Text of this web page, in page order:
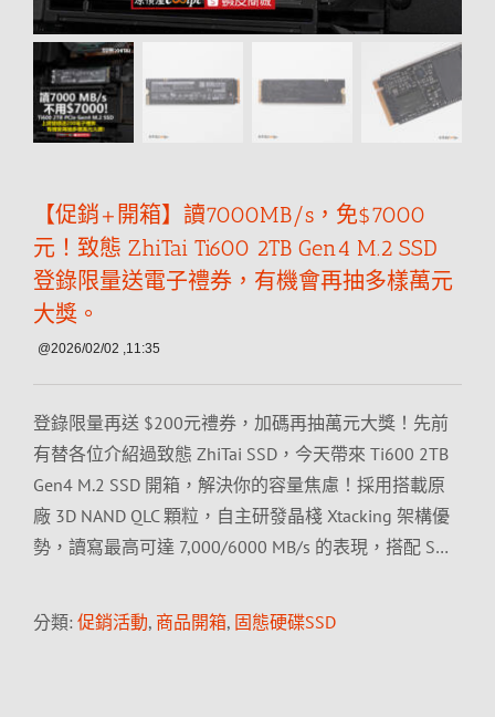
【促銷+開箱】讀7000MB/s，免$7000
元！致態 ZhiTai Ti600 2TB Gen4 M.2 SSD
登錄限量送電子禮券，有機會再抽多樣萬元
大獎。
@2026/02/02 ,11:35
登錄限量再送 $200元禮券，加碼再抽萬元大獎！先前
有替各位介紹過致態 ZhiTai SSD，今天帶來 Ti600 2TB
Gen4 M.2 SSD 開箱，解決你的容量焦慮！採用搭載原
廠 3D NAND QLC 顆粒，自主研發晶棧 Xtacking 架構優
勢，讀寫最高可達 7,000/6000 MB/s 的表現，搭配 S…
分類: 促銷活動, 商品開箱, 固態硬碟SSD